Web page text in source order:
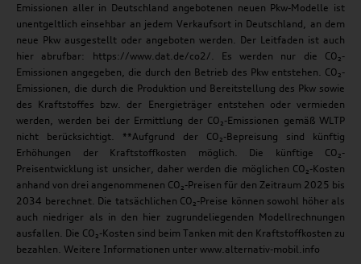
Emissionen aller in Deutschland angebotenen neuen Pkw-Modelle ist
unentgeltlich einsehbar an jedem Verkaufsort in Deutschland, an dem
neue Pkw ausgestellt oder angeboten werden. Der Leitfaden ist auch
hier abrufbar: https://www.dat.de/co2/. Es werden nur die CO₂-
Emissionen angegeben, die durch den Betrieb des Pkw entstehen. CO₂-
Emissionen, die durch die Produktion und Bereitstellung des Pkw sowie
des Kraftstoffes bzw. der Energieträger entstehen oder vermieden
werden, werden bei der Ermittlung der CO₂-Emissionen gemäß WLTP
nicht berücksichtigt. **Aufgrund der CO₂-Bepreisung sind künftig
Erhöhungen der Kraftstoffkosten möglich. Die künftige CO₂-
Preisentwicklung ist unsicher, daher werden die möglichen CO₂-Kosten
anhand von drei angenommenen CO₂-Preisen für den Zeitraum 2025 bis
2034 berechnet. Die tatsächlichen CO₂-Preise können sowohl höher als
auch niedriger als in den hier zugrundeliegenden Modellrechnungen
ausfallen. Die CO₂-Kosten sind beim Tanken mit den Kraftstoffkosten zu
bezahlen. Weitere Informationen unter www.alternativ-mobil.info